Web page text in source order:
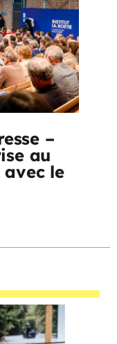
–
au
le